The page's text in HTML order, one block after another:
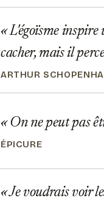
L'égoïsme inspire
cacher, mais il
ARTHUR
On ne peut pas
ÉPICURE
Je voudrais voir